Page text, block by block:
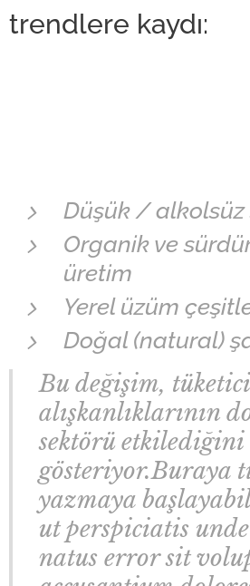
trendlere kaydı:
Düşük /
Organik ve
üretim
Yerel üzüm
Doğal (natural)
Bu değişim, tüketici
alışkanlıklarının
sektörü etkilediğini
gösteriyor.Buraya
yazmaya
ut perspiciatis
natus error sit